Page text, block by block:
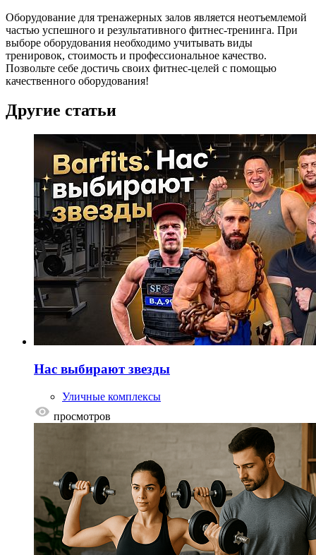
Оборудование для тренажерных залов является неотъемлемой
частью успешного и результативного фитнес-тренинга. При
выборе оборудования необходимо учитывать виды
тренировок, стоимость и профессиональное качество.
Позвольте себе достичь своих фитнес-целей с помощью
качественного оборудования!
Другие статьи
Нас выбирают звезды
Уличные комплексы
просмотров